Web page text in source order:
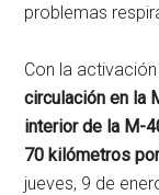
problemas
Con la
circulación en la
interior de la M-
70 kilómetros
jueves, 9 de